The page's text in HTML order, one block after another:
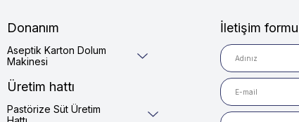
Pastörize Süt Üretim
Aseptik Karton Dolum
Makinesi
Üretim hattı
İletişim formu
Donanım